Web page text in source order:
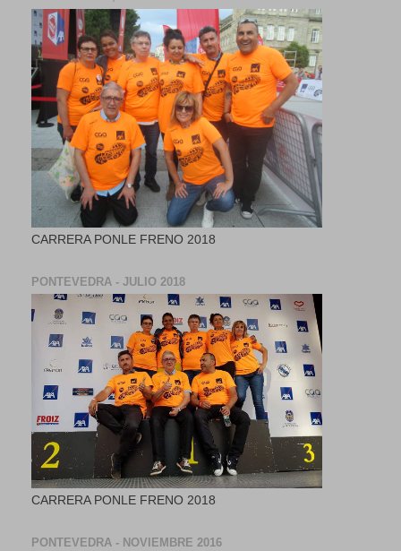
CARRERA PONLE FRENO 2018
PONTEVEDRA - JULIO 2018
CARRERA PONLE FRENO 2018
PONTEVEDRA - NOVIEMBRE 2016